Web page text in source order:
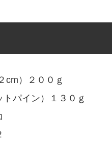
cm）２００ｇ
パイン）１３０ｇ